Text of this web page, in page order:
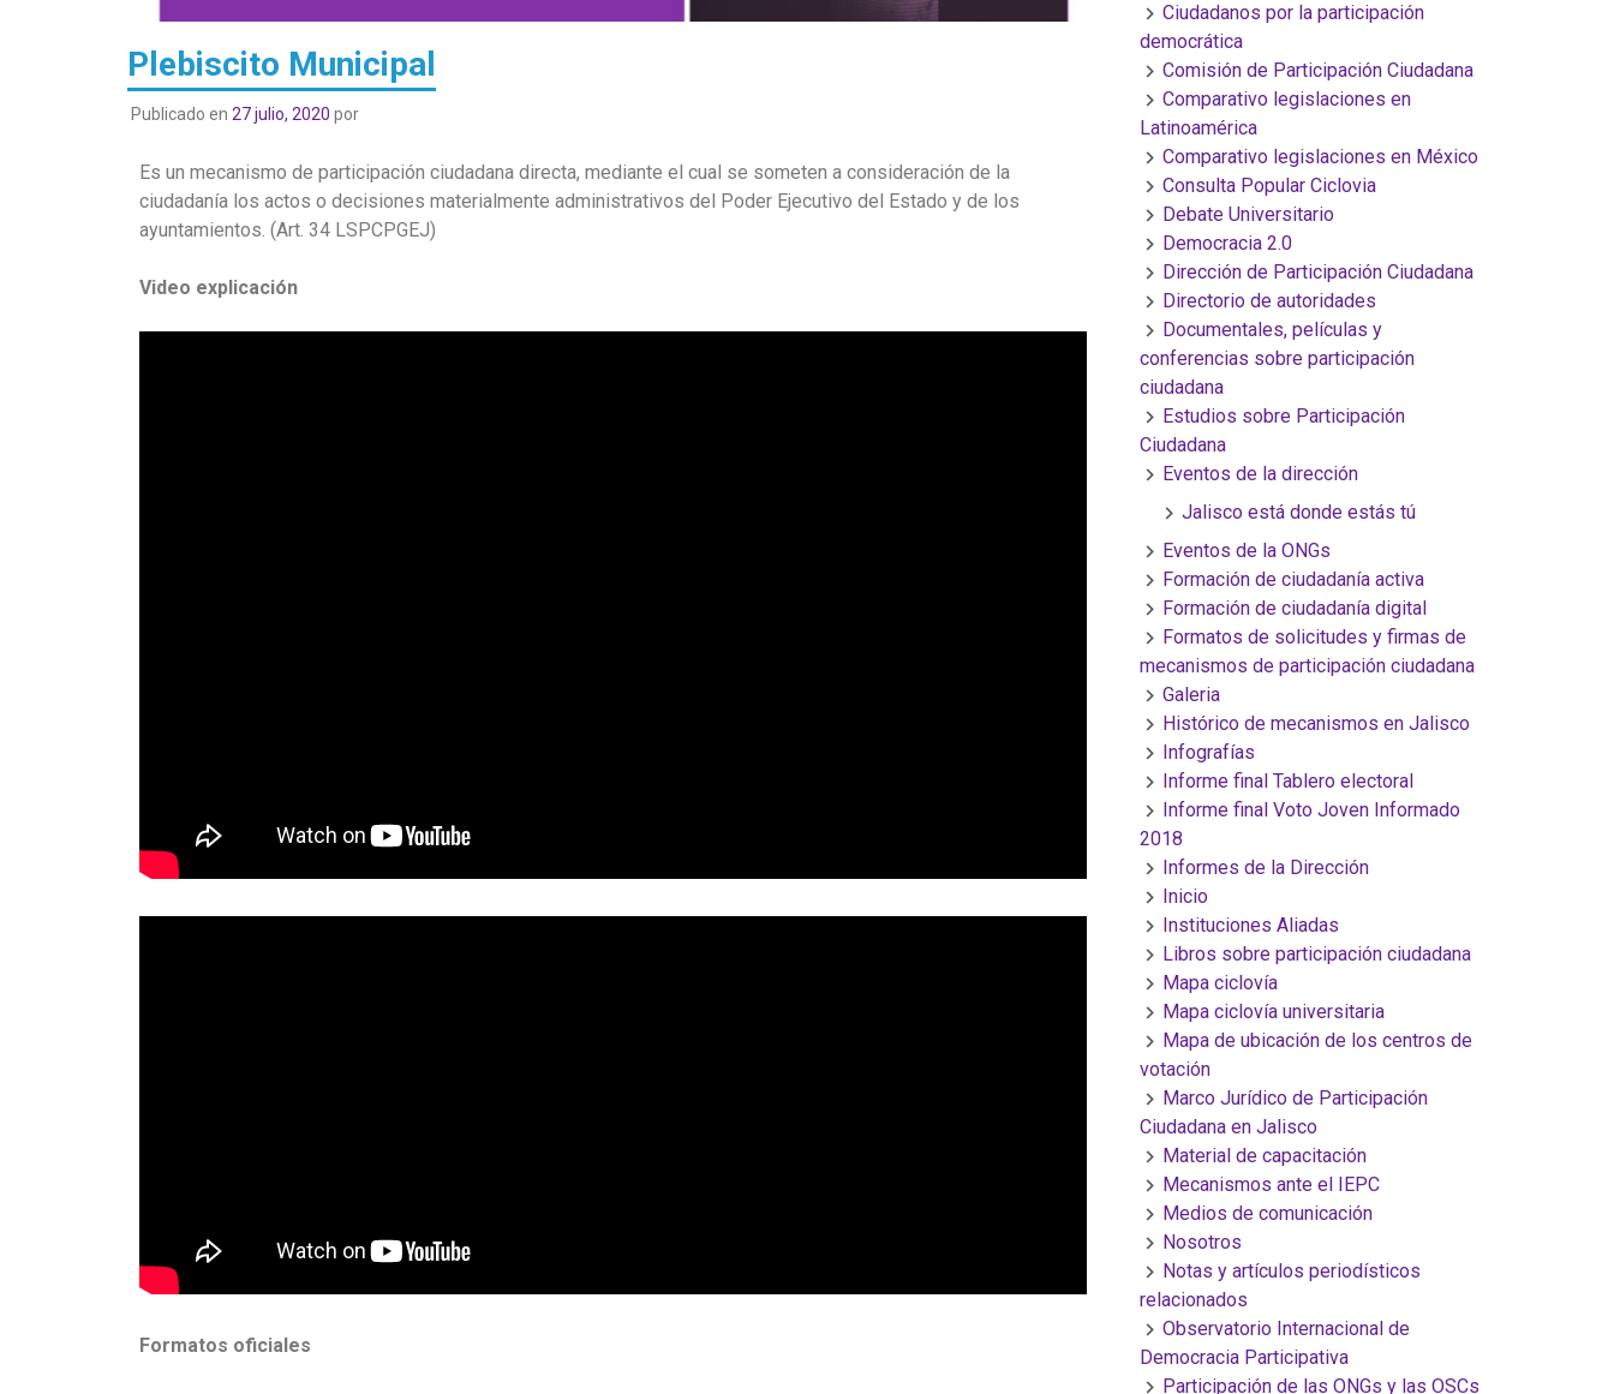
Plebiscito Municipal
Publicado en 27 julio, 2020 por
Es un mecanismo de participación ciudadana directa, mediante el cual se someten a consideración de la
ciudadanía los actos o decisiones materialmente administrativos del Poder Ejecutivo del Estado y de los
ayuntamientos. (Art. 34 LSPCPGEJ)
Video explicación
Formatos oficiales
Ciudadanos por la participación
democrática
Comisión de Participación Ciudadana
Comparativo legislaciones en
Latinoamérica
Comparativo legislaciones en México
Consulta Popular Ciclovia
Debate Universitario
Democracia 2.0
Dirección de Participación Ciudadana
Directorio de autoridades
Documentales, películas y
conferencias sobre participación
ciudadana
Estudios sobre Participación
Ciudadana
Eventos de la dirección
Jalisco está donde estás tú
Eventos de la ONGs
Formación de ciudadanía activa
Formación de ciudadanía digital
Formatos de solicitudes y firmas de
mecanismos de participación ciudadana
Galeria
Histórico de mecanismos en Jalisco
Infografías
Informe final Tablero electoral
Informe final Voto Joven Informado
2018
Informes de la Dirección
Inicio
Instituciones Aliadas
Libros sobre participación ciudadana
Mapa ciclovía
Mapa ciclovía universitaria
Mapa de ubicación de los centros de
votación
Marco Jurídico de Participación
Ciudadana en Jalisco
Material de capacitación
Mecanismos ante el IEPC
Medios de comunicación
Nosotros
Notas y artículos periodísticos
relacionados
Observatorio Internacional de
Democracia Participativa
Participación de las ONGs y las OSCs